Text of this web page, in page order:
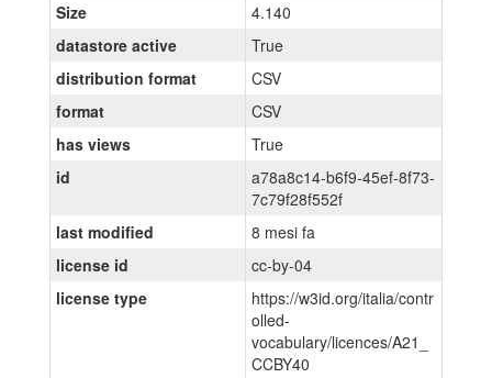
Size
4.140
datastore active
True
distribution format
CSV
format
CSV
has views
True
id
a78a8c14-b6f9-45ef-8f73-
7c79f28f552f
last modified
8 mesi fa
license id
cc-by-04
license type
https://w3id.org/italia/contr
olled-
vocabulary/licences/A21_
CCBY40